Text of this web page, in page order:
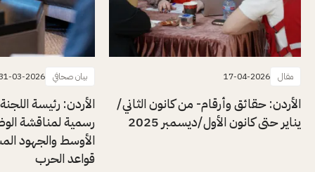
مقال 17-04-2026
الأردن: حقائق وأرقام- من كانون الثاني/
يناير حتى كانون الأول/ديسمبر 2025
بيان صحافي 03-2026
الأردن: رئيسة
رسمية لمناقشة
الأوسط والجهود
قواعد الحرب